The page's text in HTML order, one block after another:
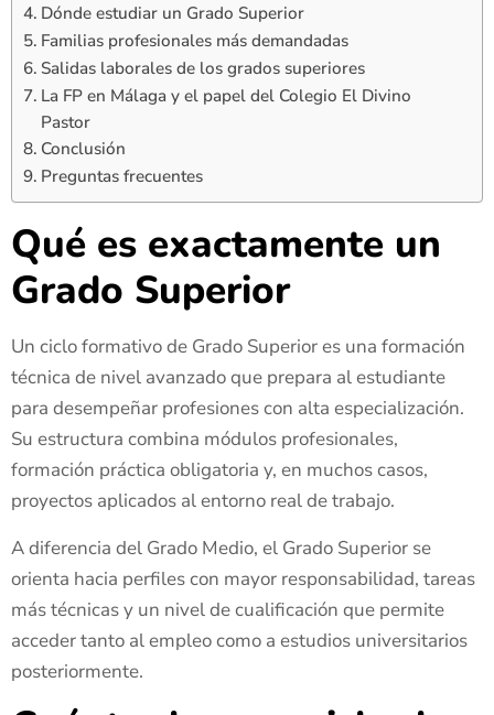
Dónde estudiar un Grado Superior
Familias profesionales más demandadas
Salidas laborales de los grados superiores
La FP en Málaga y el papel del Colegio El Divino
Pastor
Conclusión
Preguntas frecuentes
Qué es exactamente un
Grado Superior
Un ciclo formativo de Grado Superior es una formación
técnica de nivel avanzado que prepara al estudiante
para desempeñar profesiones con alta especialización.
Su estructura combina módulos profesionales,
formación práctica obligatoria y, en muchos casos,
proyectos aplicados al entorno real de trabajo.
A diferencia del Grado Medio, el Grado Superior se
orienta hacia perfiles con mayor responsabilidad, tareas
más técnicas y un nivel de cualificación que permite
acceder tanto al empleo como a estudios universitarios
posteriormente.